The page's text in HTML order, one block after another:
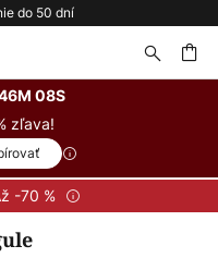
do 50 dní
07S
zľava!
-70 %